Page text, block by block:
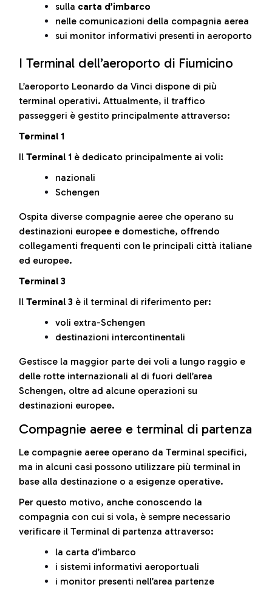
sulla carta d’imbarco
nelle comunicazioni della compagnia aerea
sui monitor informativi presenti in aeroporto
I Terminal dell’aeroporto di Fiumicino
L’aeroporto Leonardo da Vinci dispone di più
terminal operativi. Attualmente, il traffico
passeggeri è gestito principalmente attraverso:
Terminal 1
Il Terminal 1 è dedicato principalmente ai voli:
nazionali
Schengen
Ospita diverse compagnie aeree che operano su
destinazioni europee e domestiche, offrendo
collegamenti frequenti con le principali città italiane
ed europee.
Terminal 3
Il Terminal 3 è il terminal di riferimento per:
voli extra-Schengen
destinazioni intercontinentali
Gestisce la maggior parte dei voli a lungo raggio e
delle rotte internazionali al di fuori dell’area
Schengen, oltre ad alcune operazioni su
destinazioni europee.
Compagnie aeree e terminal di partenza
Le compagnie aeree operano da Terminal specifici,
ma in alcuni casi possono utilizzare più terminal in
base alla destinazione o a esigenze operative.
Per questo motivo, anche conoscendo la
compagnia con cui si vola, è sempre necessario
verificare il Terminal di partenza attraverso:
la carta d’imbarco
i sistemi informativi aeroportuali
i monitor presenti nell’area partenze